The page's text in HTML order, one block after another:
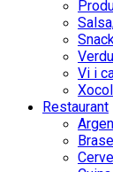
Vi i
Restaurant